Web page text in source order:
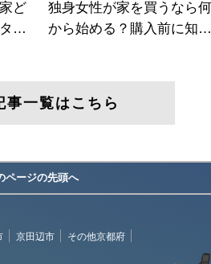
事一覧はこちら
ページの先頭へ
京田辺市
その他京都府